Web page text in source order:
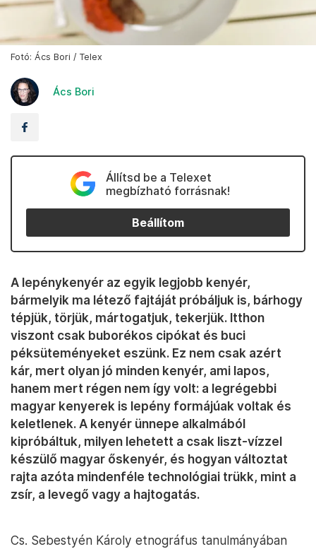
Fotó: Ács Bori / Telex
Ács Bori
Állítsd be a Telexet
megbízható forrásnak!
Beállítom
A lepénykenyér az egyik legjobb kenyér,
bármelyik ma létező fajtáját próbáljuk is, bárhogy
tépjük, törjük, mártogatjuk, tekerjük. Itthon
viszont csak buborékos cipókat és buci
péksüteményeket eszünk. Ez nem csak azért
kár, mert olyan jó minden kenyér, ami lapos,
hanem mert régen nem így volt: a legrégebbi
magyar kenyerek is lepény formájúak voltak és
keletlenek. A kenyér ünnepe alkalmából
kipróbáltuk, milyen lehetett a csak liszt-vízzel
készülő magyar őskenyér, és hogyan változtat
rajta azóta mindenféle technológiai trükk, mint a
zsír, a levegő vagy a hajtogatás.
Cs. Sebestyén Károly etnográfus tanulmányában